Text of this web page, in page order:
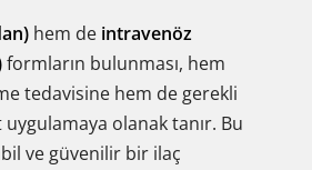
hem de intravenöz
formların bulunması, hem
tedavisine hem de gerekli
olanak tanır. Bu
ve güvenilir bir ilaç